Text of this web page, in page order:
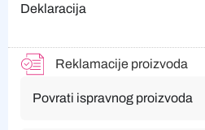
Deklaracija
Reklamacije proizvoda
Povrati ispravnog proizvoda